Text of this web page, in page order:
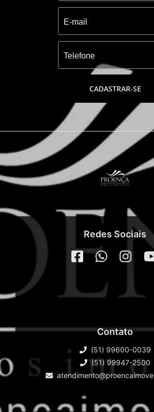
gramada, quadra de tênis
quadra de esportes.
-Barco pirata e playground
-Tenda zen (meditação),
Tendas, espaços verde de lazer
CADASTRAR-SE
Redes Sociais
Contato
(51) 99600-0039
(51) 99947-2500